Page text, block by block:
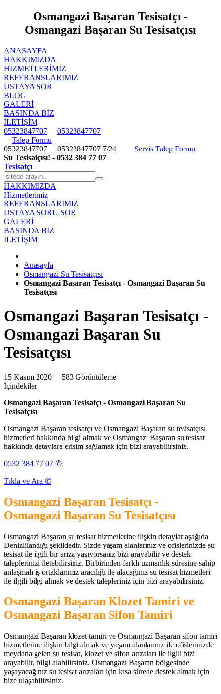
Osmangazi Başaran Tesisatçı -
Osmangazi Başaran Su Tesisatçısı
ANASAYFA
HAKKIMIZDA
HIZMETLERIMIZ
REFERANSLARIMIZ
USTAYA SOR
BLOG
GALERİ
BASINDA BİZ
İLETİŞİM
05323847707
05323847707
Talep Formu
05323847707 05323847707 7/24
Servis Talep Formu
Su Tesisatçısı! - 0532 384 77 07
Tesisatçı
HAKKIMIZDA
Hizmetlerimiz
REFERANSLARIMIZ
USTAYA SORU SOR
GALERİ
BASINDA BİZ
İLETİŞİM
Anasayfa
Osmangazi Su Tesisatçısı
Osmangazi Başaran Tesisatçı - Osmangazi Başaran Su
Tesisatçısı
Osmangazi Başaran Tesisatçı -
Osmangazi Başaran Su
Tesisatçısı
15 Kasım 2020 583 Görüntüleme
İçindekiler
Osmangazi Başaran Tesisatçı - Osmangazi Başaran Su
Tesisatçısı
Osmangazi Başaran tesisatçı ve Osmangazi Başaran su tesisatçısı
hizmetleri hakkında bilgi almak ve Osmangazi Başaran su tesisat
hakkında detaylara erişim sağlamak için bizi arayabilirsiniz.
0532 384 77 07 ✆
Tıkla ve Ara ✆
Osmangazi Başaran Tesisatçı -
Osmangazi Başaran Su Tesisatçısı
Osmangazi Başaran su tesisat hizmetlerine ilişkin detaylar aşağıda
Denizlilandığı şekildedir. Sizde yaşam alanlarınız ve ofislerinizde su
tesisat ile ilgili bir arıza yaşıyorsanız bizi arayabilir ve destek
taleplerinizi iletebilirsiniz. Birbirinden farklı uzmanlık süresine sahip
anlaşmalı iş ortaklarımız aracılığı ile alacağınız su tesisat hizmetleri
ile ilgili bilgi almak ve destek talepleriniz için bizi arayabilirsiniz.
Osmangazi Başaran Klozet Tamiri ve
Osmangazi Başaran Sifon Tamiri
Osmangazi Başaran klozet tamiri ve Osmangazi Başaran sifon tamiri
hizmetlerine ilişkin bilgi almak ve yaşam alanlarınız ile ofislerinizde
meydana gelen su tesisat, klozet ve sifon arızaları ile ilgili bizi
arayabilir, bilgi alabilirsiniz. Osmangazi Başaran bölgesinde
yaşayacağınız su tesisat arızaları için kısa sürede destek almak için
bize ulaşabilirsiniz.